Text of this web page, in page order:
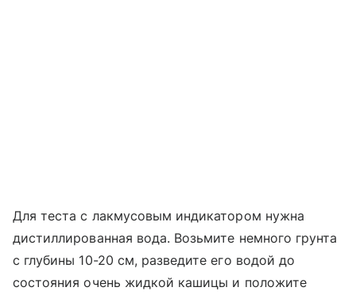
Для теста с лакмусовым индикатором нужна
дистиллированная вода. Возьмите немного грунта
с глубины 10-20 см, разведите его водой до
состояния очень жидкой кашицы и положите